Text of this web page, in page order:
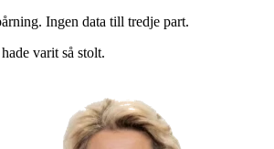
Ingen data till tredje part.
varit så stolt.